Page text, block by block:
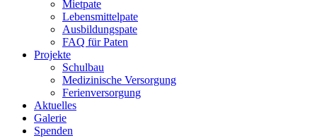
Mietpate
Lebensmittelpate
Ausbildungspate
FAQ für Paten
Projekte
Schulbau
Medizinische Versorgung
Ferienversorgung
Aktuelles
Galerie
Spenden